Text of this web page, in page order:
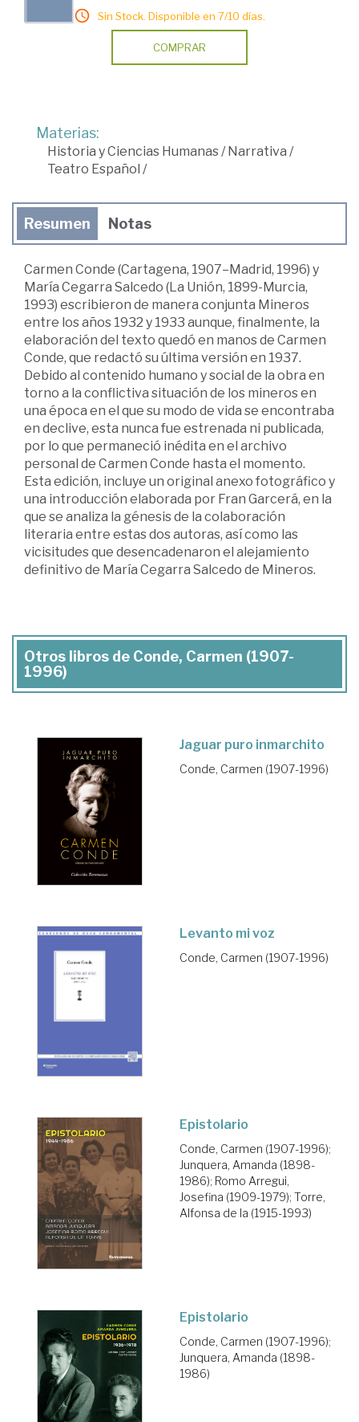
Sin Stock. Disponible en 7/10 días.
COMPRAR
Materias:
Historia y Ciencias Humanas/ Narrativa /
Teatro Español /
Resumen Notas
Carmen Conde (Cartagena, 1907–Madrid, 1996) y
María Cegarra Salcedo (La Unión, 1899-Murcia,
1993) escribieron de manera conjunta Mineros
entre los años 1932 y 1933 aunque, finalmente, la
elaboración del texto quedó en manos de Carmen
Conde, que redactó su última versión en 1937.
Debido al contenido humano y social de la obra en
torno a la conflictiva situación de los mineros en
una época en el que su modo de vida se encontraba
en declive, esta nunca fue estrenada ni publicada,
por lo que permaneció inédita en el archivo
personal de Carmen Conde hasta el momento.
Esta edición, incluye un original anexo fotográfico y
una introducción elaborada por Fran Garcerá, en la
que se analiza la génesis de la colaboración
literaria entre estas dos autoras, así como las
vicisitudes que desencadenaron el alejamiento
definitivo de María Cegarra Salcedo de Mineros.
Otros libros de Conde, Carmen (1907-
1996)
Jaguar puro inmarchito
Conde, Carmen (1907-1996)
Levanto mi voz
Conde, Carmen (1907-1996)
Epistolario
Conde, Carmen (1907-1996);
Junquera, Amanda (1898-
1986); Romo Arregui,
Josefina (1909-1979); Torre,
Alfonsa de la (1915-1993)
Epistolario
Conde, Carmen (1907-1996);
Junquera, Amanda (1898-
1986)